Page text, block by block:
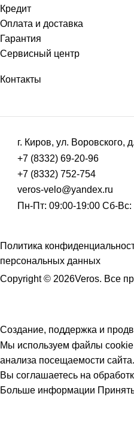
Кредит
Оплата и доставка
Гарантия
Сервисный центр
Контакты
г. Киров, ул. Воровского,
+7 (8332) 69-20-96
+7 (8332) 752-754
veros-velo@yandex.ru
Пн-Пт: 09:00-19:00 Сб-Вс:
Политика
персональных данных
Copyright © 2026Veros. Все
Создание, поддержка и
Мы используем файлы cookie
анализа посещаемости
Вы соглашаетесь на
Больше информации